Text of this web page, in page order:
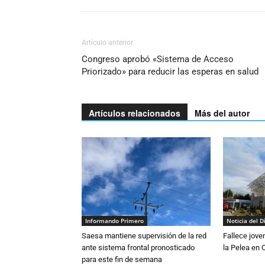
Artículo anterior
Congreso aprobó «Sistema de Acceso
Priorizado» para reducir las esperas en salud
Artículos relacionados Más del autor
Informando Primero
Saesa mantiene supervisión de la red
ante sistema frontal pronosticado
para este fin de semana
Noticia del
Fallece
la Pelea en